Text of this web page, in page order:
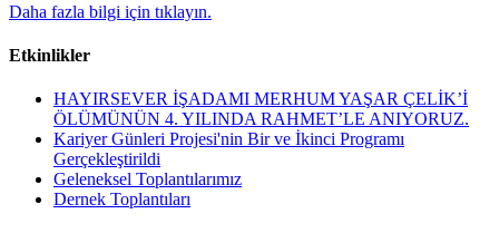
Daha fazla bilgi için tıklayın.
Etkinlikler
HAYIRSEVER İŞADAMI MERHUM YAŞAR ÇELİK’İ
ÖLÜMÜNÜN 4. YILINDA RAHMET’LE ANIYORUZ.
Kariyer Günleri Projesi'nin Bir ve İkinci Programı
Gerçekleştirildi
Geleneksel Toplantılarımız
Dernek Toplantıları